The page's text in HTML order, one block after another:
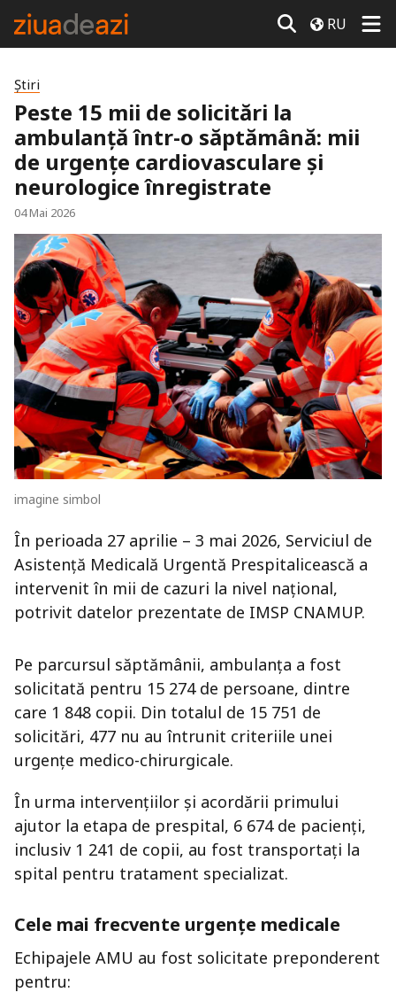
RU
Știri
Peste 15 mii de solicitări la
ambulanță într-o săptămână: mii
de urgențe cardiovasculare și
neurologice înregistrate
04 Mai 2026
imagine simbol
În perioada 27 aprilie – 3 mai 2026, Serviciul de
Asistență Medicală Urgentă Prespitalicească a
intervenit în mii de cazuri la nivel național,
potrivit datelor prezentate de IMSP CNAMUP.
Pe parcursul săptămânii, ambulanța a fost
solicitată pentru 15 274 de persoane, dintre
care 1 848 copii. Din totalul de 15 751 de
solicitări, 477 nu au întrunit criteriile unei
urgențe medico-chirurgicale.
În urma intervențiilor și acordării primului
ajutor la etapa de prespital, 6 674 de pacienți,
inclusiv 1 241 de copii, au fost transportați la
spital pentru tratament specializat.
Cele mai frecvente urgențe medicale
Echipajele AMU au fost solicitate preponderent
pentru: